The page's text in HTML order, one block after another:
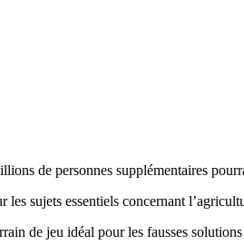
de personnes supplémentaires
sujets essentiels concernant
de jeu idéal pour les fausses